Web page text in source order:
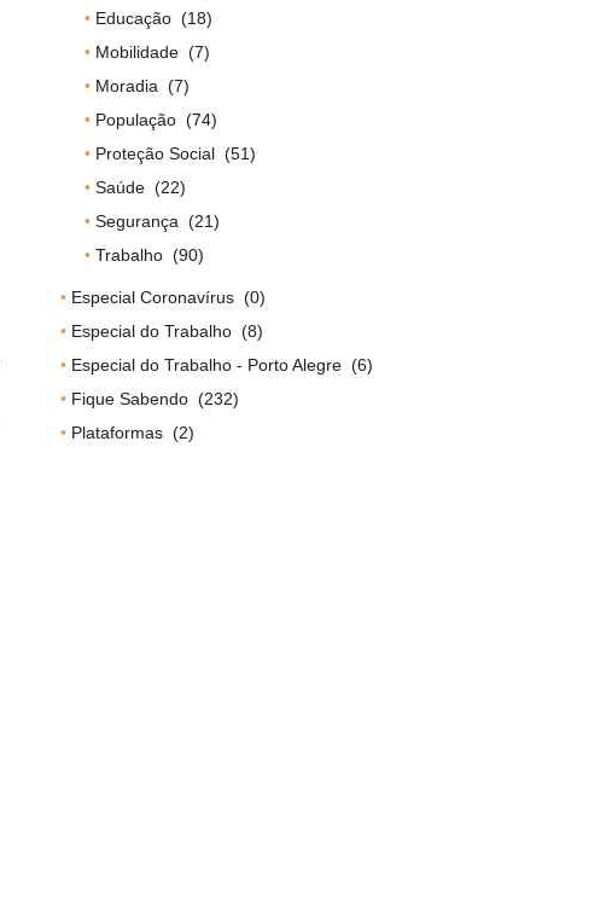
Educação (18)
Mobilidade (7)
Moradia (7)
População (74)
Proteção Social (51)
Saúde (22)
Segurança (21)
Trabalho (90)
Especial Coronavírus (0)
Especial do Trabalho (8)
Especial do Trabalho - Porto Alegre (6)
Fique Sabendo (232)
Plataformas (2)